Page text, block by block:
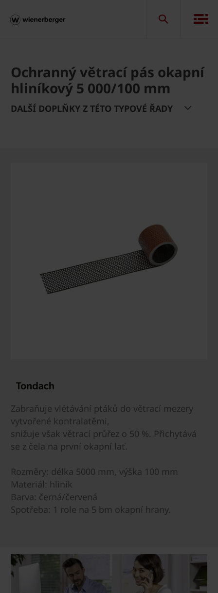
Ochranný větrací pás okapní
hliníkový 5 000/100 mm
DALŠÍ DOPLŇKY Z TÉTO TYPOVÉ ŘADY
Zabraňuje vlétávání ptáků do větrací mezery
vytvořené kontralatěmi,
snižuje však větrací průřez o 50 %. Přichytává
se z čela na první okapní lať.
Rozměry: délka 5000 mm, výška 100 mm
Materiál: hliník
Barva: černá/červená
Spotřeba: 1 role na 5 bm okapní hrany.